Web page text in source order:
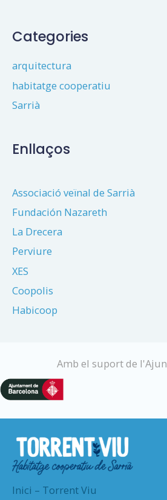
Categories
arquitectura
habitatge cooperatiu
Sarrià
Enllaços
Associació veïnal de Sarrià
Fundación Nazareth
La Drecera
Perviure
XES
Coopolis
Habicoop
Amb el suport de
Inici – Torrent Viu